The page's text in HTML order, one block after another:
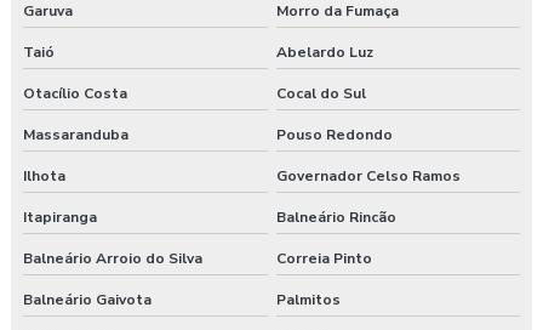
Projeto de fundação de casa
Projeto de fundação de edifícios
Projeto de fundação de galpão
Projeto de fundação residencial
Projeto de fundações estacas
Projeto de isolamento acústico
Garuva Morro da Fumaça
Taió Abelardo Luz
Otacílio Costa Cocal do Sul
Massaranduba Pouso Redondo
Ilhota Governador Celso Ramos
Itapiranga Balneário Rincão
Balneário Arroio do Silva Correia Pinto
Balneário Gaivota Palmitos